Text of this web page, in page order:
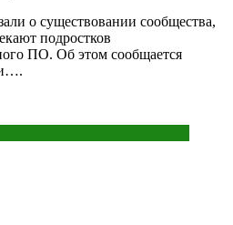
о существовании сообщества,
подростков
ПО. Об этом сообщается